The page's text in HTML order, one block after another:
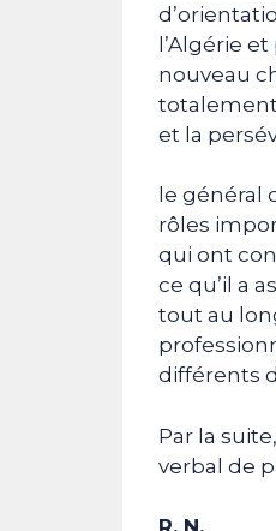
l’Algérie
nouveau
totalement
et la
le général
rôles
qui ont
ce qu’il a
tout au
différents
Par la
verbal de